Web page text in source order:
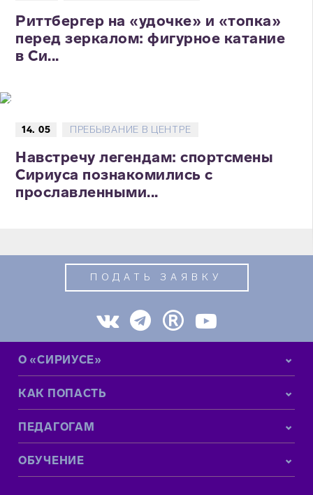
Риттбергер на «удочке» и «топка»
перед зеркалом: фигурное катание
в Си...
14. 05 ПРЕБЫВАНИЕ В ЦЕНТРЕ
Навстречу легендам: спортсмены
Сириуса познакомились с
прославленными...
ПОДАТЬ ЗАЯВКУ
О «СИРИУСЕ»
КАК ПОПАСТЬ
ПЕДАГОГАМ
ОБУЧЕНИЕ